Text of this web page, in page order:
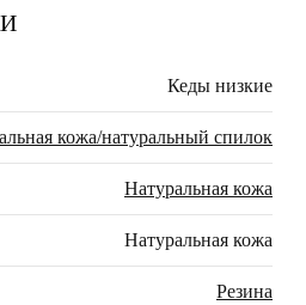
Кеды низкие
кожа/натуральный спилок
Натуральная кожа
Натуральная кожа
Резина